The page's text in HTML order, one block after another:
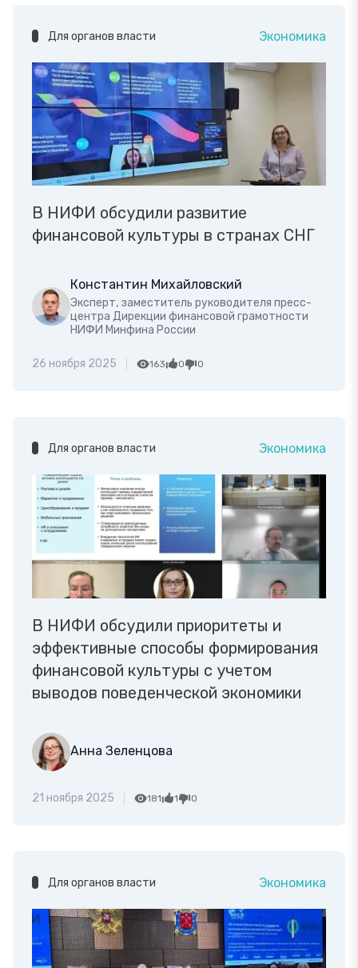
Для органов власти Экономика
В НИФИ обсудили развитие
финансовой культуры в странах СНГ
Константин Михайловский
Эксперт, заместитель руководителя пресс-
центра Дирекции финансовой грамотности
НИФИ Минфина России
26 ноября 2025 163 0 0
Для органов власти Экономика
В НИФИ обсудили приоритеты и
эффективные способы формирования
финансовой культуры с учетом
выводов поведенческой экономики
Анна Зеленцова
21 ноября 2025 181 1 0
Для органов власти Экономика